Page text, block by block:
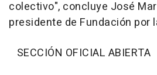
colectivo", concluye José
presidente de Fundación por
SECCIÓN OFICIAL ABIERTA